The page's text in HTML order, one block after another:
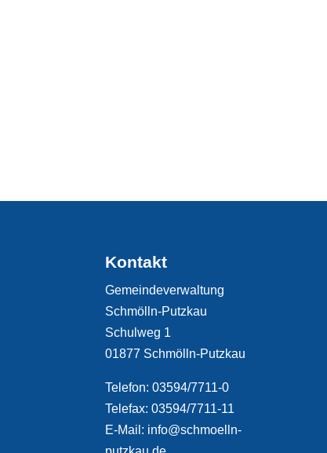
Kontakt
Gemeindeverwaltung
Schmölln-Putzkau
Schulweg 1
01877 Schmölln-Putzkau
Telefon: 03594/7711-0
Telefax: 03594/7711-11
E-Mail: info@schmoelln-